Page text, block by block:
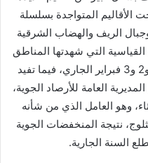
أصبحت الأقاليم المتواجدة بسلسلة
الريف والهضاب الشرقية
التي شهدتها المناطق
ذاتها خلال السبت والأحد والإثنين 1 و2 و3 فبراير الجاري، فيما تفيد
العامة للأرصاد الجوية،
وهو العامل الذي من شأنه
نتيجة المنخفضات الجوية
السنة الجارية.